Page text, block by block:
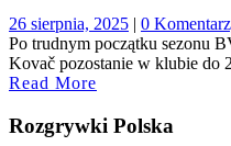
26 sierpnia, 202526
sierpnia,
2025
| 0
Po trudnym początku sezonu
Kovač pozostanie w klubie do
Read More
Rozgrywki Polska